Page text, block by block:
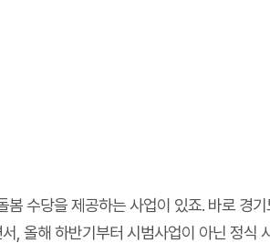
수당을 제공하는 사업이 있죠. 바로 경
, 올해 하반기부터 시범사업이 아닌 정